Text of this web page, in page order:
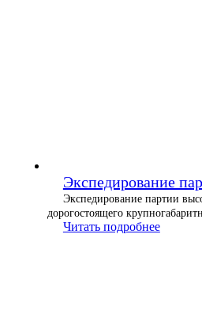
Экспедирование
Экспедирование партии
дорогостоящего
Читать подробнее